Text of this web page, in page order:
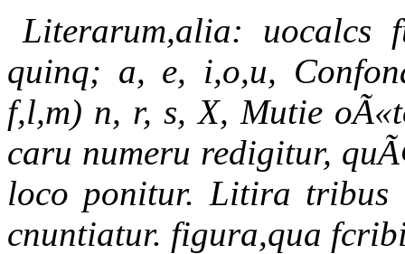
Literarum,alia: uocalcs
quinq; a, e, i,o,u,
f,l,m) n, r, s, X, Mutie
caru numeru redigitur,
loco ponitur. Litira tribus
cnuntiatur. figura,qua